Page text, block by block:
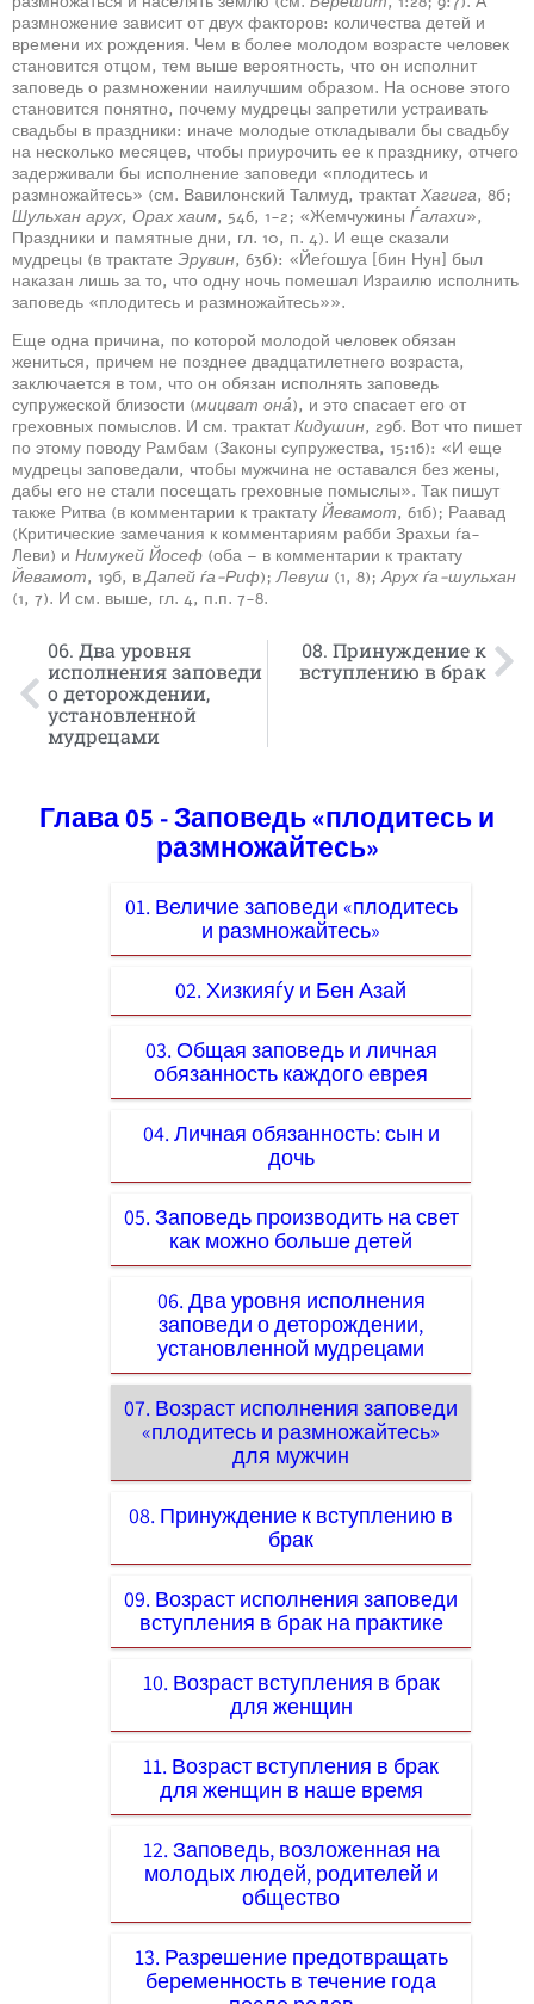
размножение зависит от двух факторов: количества детей и
времени их рождения. Чем в более молодом возрасте человек
становится отцом, тем выше вероятность, что он исполнит
заповедь о размножении наилучшим образом. На основе этого
становится понятно, почему мудрецы запретили устраивать
свадьбы в праздники: иначе молодые откладывали бы свадьбу
на несколько месяцев, чтобы приурочить ее к празднику, отчего
задерживали бы исполнение заповеди «плодитесь и
размножайтесь» (см. Вавилонский Талмуд, трактат Хагига, 8б;
Шульхан арух, Орах хаим, 546, 1-2; «Жемчужины Ѓалахи»,
Праздники и памятные дни, гл. 10, п. 4). И еще сказали
мудрецы (в трактате Эрувин, 63б): «Йеѓошуа [бин Нун] был
наказан лишь за то, что одну ночь помешал Израилю исполнить
заповедь «плодитесь и размножайтесь»».
Еще одна причина, по которой молодой человек обязан
жениться, причем не позднее двадцатилетнего возраста,
заключается в том, что он обязан исполнять заповедь
супружеской близости (мицват она́), и это спасает его от
греховных помыслов. И см. трактат Кидушин, 29б. Вот что пишет
по этому поводу Рамбам (Законы супружества, 15:16): «И еще
мудрецы заповедали, чтобы мужчина не оставался без жены,
дабы его не стали посещать греховные помыслы». Так пишут
также Ритва (в комментарии к трактату Йевамот, 61б); Раавад
(Критические замечания к комментариям рабби Зрахьи ѓа-
Леви) и Нимукей Йосеф (оба – в комментарии к трактату
Йевамот, 19б, вДапей ѓа-Риф);Левуш (1, 8);Арух ѓа-шульхан
(1, 7). И см. выше, гл. 4, п.п. 7-8.
06. Два уровня
исполнения заповеди
о деторождении,
установленной
мудрецами
08. Принуждение к
вступлению в брак
Глава 05 - Заповедь «плодитесь и
размножайтесь»
01. Величие заповеди «плодитесь
и размножайтесь»
02. Хизкияѓу и Бен Азай
03. Общая заповедь и личная
обязанность каждого еврея
04. Личная обязанность: сын и
дочь
05. Заповедь производить на свет
как можно больше детей
06. Два уровня исполнения
заповеди о деторождении,
установленной мудрецами
07. Возраст исполнения заповеди
«плодитесь и размножайтесь»
для мужчин
08. Принуждение к вступлению в
брак
09. Возраст исполнения заповеди
вступления в брак на практике
10. Возраст вступления в брак
для женщин
11. Возраст вступления в брак
для женщин в наше время
12. Заповедь, возложенная на
молодых людей, родителей и
общество
13. Разрешение предотвращать
беременность в течение года